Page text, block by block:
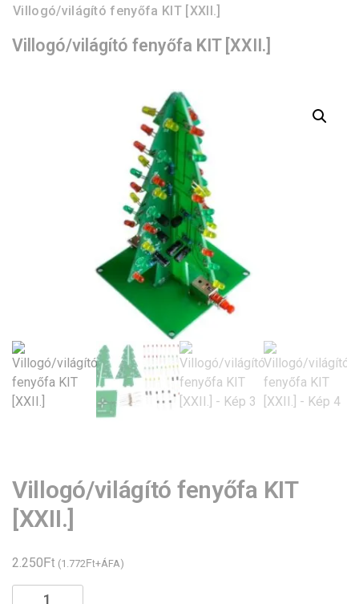
Villogó/világító fenyőfa KIT [XXII.]
Villogó/világító fenyőfa KIT [XXII.]
Villogó/világító fenyőfa KIT
[XXII.]
2.250Ft (1.772Ft+ÁFA)
Villogó/világító